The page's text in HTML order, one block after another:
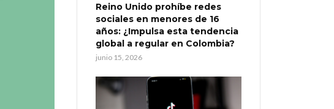
Reino Unido prohíbe redes
sociales en menores de 16
años: ¿Impulsa esta tendencia
global a regular en Colombia?
junio 15, 2026